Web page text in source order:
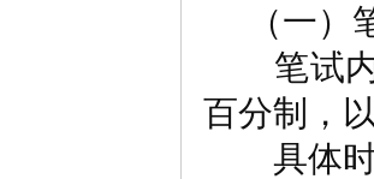
（一）
笔试内
百分制，
具体时